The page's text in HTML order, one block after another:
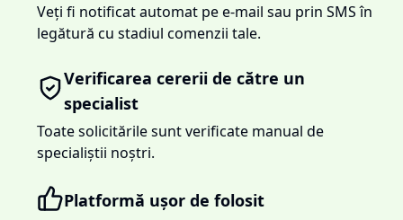
Veți fi notificat automat pe e-mail sau prin SMS în
legătură cu stadiul comenzii tale.
Verificarea cererii de către un
specialist
Toate solicitările sunt verificate manual de
specialiștii noștri.
Platformă ușor de folosit